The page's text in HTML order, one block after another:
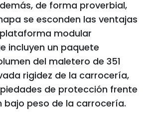
de forma proverbial,
se esconden las ventajas
modular
incluyen un paquete
del maletero de 351
rigidez de la carrocería,
de protección frente
bajo peso de la carrocería.